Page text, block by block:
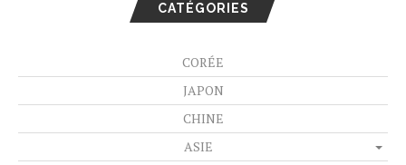
CATÉGORIES
CORÉE
JAPON
CHINE
ASIE